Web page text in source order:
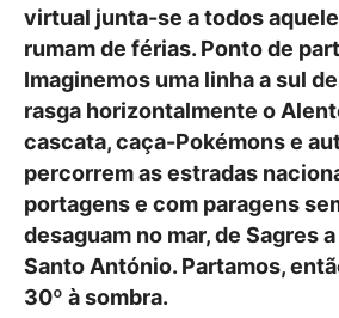
virtual junta-se a todos
rumam de férias. Ponto de
Imaginemos uma linha a sul
rasga horizontalmente o
cascata, caça-Pokémons e
percorrem as estradas
portagens e com paragens
desaguam no mar, de Sagres
Santo António. Partamos,
30º à sombra.